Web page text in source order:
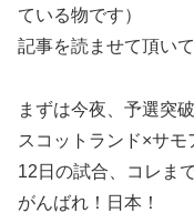
ている物です）
記事を読ませて頂い
まずは今夜、予選突
スコットランド×サ
12日の試合、コレま
がんばれ！日本！